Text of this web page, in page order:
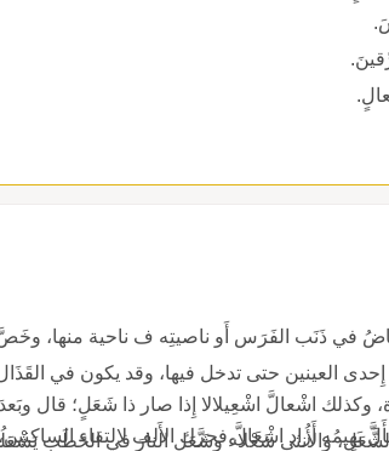
وشُعْلَةً؛ الأَخيرة شاذة، وكذلك اشْعالَّ اشْعِيلالا إِذا
على لِمَّتِي، حتى اشْعَأَلَّ بَهِيمُه أَراد اشْعَالَّ فحرَّك
أَشْعَلُ بَيِّن الشَّعَل، والأُنثى شَعْلاء وشَعَل النارَ في الحَطَب